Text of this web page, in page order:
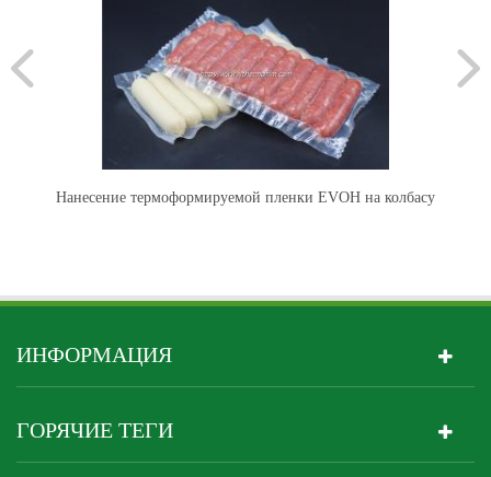
Нанесение термоформируемой пленки EVOH на колбасу
ИНФОРМАЦИЯ
ГОРЯЧИЕ ТЕГИ